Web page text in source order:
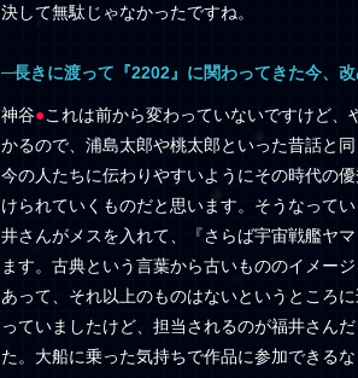
決して無駄じゃなかったですね。
─長きに渡って『2202』に関わってきた今、
神谷●これは前から変わっていないですけど
かるので、浦島太郎や桃太郎といった昔話と
今の人たちに伝わりやすいようにその時代の
けられていくものだと思います。そうなって
井さんがメスを入れて、『さらば宇宙戦艦ヤ
ます。古典という言葉から古いもののイメー
あって、それ以上のものはないというところ
っていましたけど、担当されるのが福井さん
た。大船に乗った気持ちで作品に参加できる